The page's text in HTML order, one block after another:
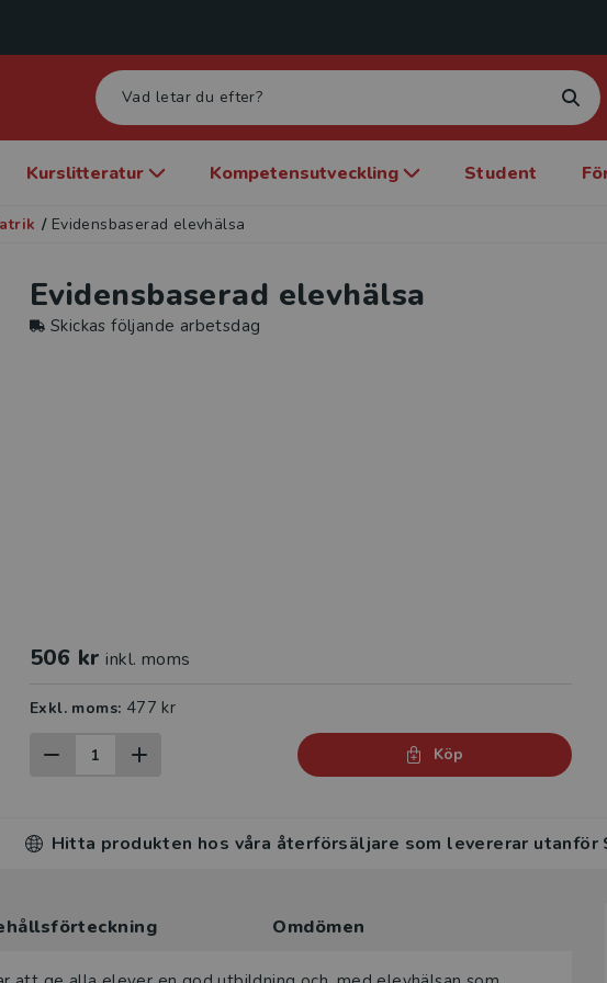
Kurslitteratur Kompetensutveckling Student
/ Evidensbaserad elevhälsa
Evidensbaserad elevhälsa
Skickas följande arbetsdag
506 kr inkl. moms
Exkl. moms: 477 kr
Köp
Hitta produkten hos våra återförsäljare som levererar utanför
Omdömen